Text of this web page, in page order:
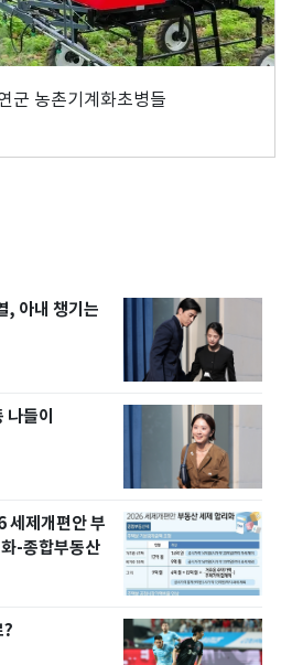
군 농촌기계화초병들
, 아내 챙기는
들이
세제개편안 부
-종합부동산
?